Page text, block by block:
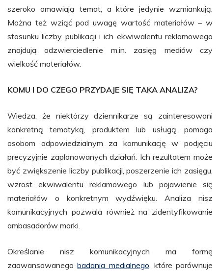
szeroko omawiają temat, a które jedynie wzmiankują.
Można też wziąć pod uwagę wartość materiałów – w
stosunku liczby publikacji i ich ekwiwalentu reklamowego
znajdują odzwierciedlenie m.in. zasięg mediów czy
wielkość materiałów.
KOMU I DO CZEGO PRZYDAJE SIĘ TAKA ANALIZA?
Wiedza, że niektórzy dziennikarze są zainteresowani
konkretną tematyką, produktem lub usługą, pomaga
osobom odpowiedzialnym za komunikację w podjęciu
precyzyjnie zaplanowanych działań. Ich rezultatem może
być zwiększenie liczby publikacji, poszerzenie ich zasięgu,
wzrost ekwiwalentu reklamowego lub pojawienie się
materiałów o konkretnym wydźwięku. Analiza nisz
komunikacyjnych pozwala również na zidentyfikowanie
ambasadorów marki.
Określanie nisz komunikacyjnych ma formę
zaawansowanegobadania medialnego, które porównuje